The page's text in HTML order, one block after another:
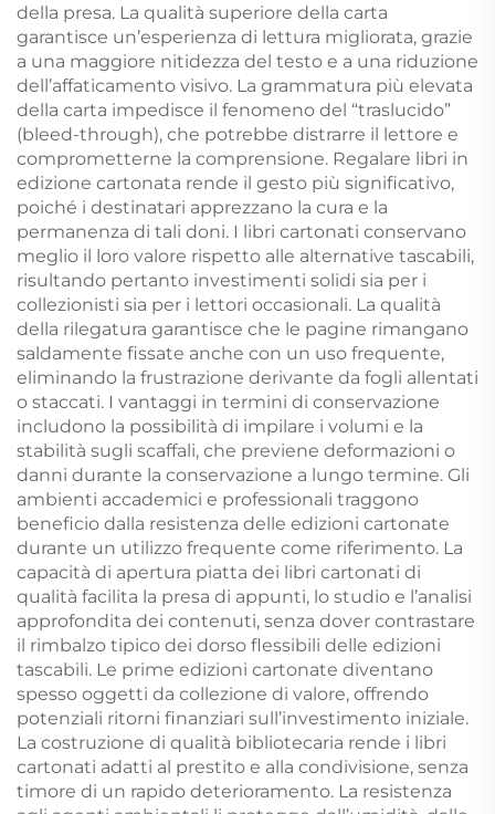
della presa. La qualità superiore della carta
garantisce un’esperienza di lettura migliorata, grazie
a una maggiore nitidezza del testo e a una riduzione
dell’affaticamento visivo. La grammatura più elevata
della carta impedisce il fenomeno del “traslucido”
(bleed-through), che potrebbe distrarre il lettore e
comprometterne la comprensione. Regalare libri in
edizione cartonata rende il gesto più significativo,
poiché i destinatari apprezzano la cura e la
permanenza di tali doni. I libri cartonati conservano
meglio il loro valore rispetto alle alternative tascabili,
risultando pertanto investimenti solidi sia per i
collezionisti sia per i lettori occasionali. La qualità
della rilegatura garantisce che le pagine rimangano
saldamente fissate anche con un uso frequente,
eliminando la frustrazione derivante da fogli allentati
o staccati. I vantaggi in termini di conservazione
includono la possibilità di impilare i volumi e la
stabilità sugli scaffali, che previene deformazioni o
danni durante la conservazione a lungo termine. Gli
ambienti accademici e professionali traggono
beneficio dalla resistenza delle edizioni cartonate
durante un utilizzo frequente come riferimento. La
capacità di apertura piatta dei libri cartonati di
qualità facilita la presa di appunti, lo studio e l’analisi
approfondita dei contenuti, senza dover contrastare
il rimbalzo tipico dei dorso flessibili delle edizioni
tascabili. Le prime edizioni cartonate diventano
spesso oggetti da collezione di valore, offrendo
potenziali ritorni finanziari sull’investimento iniziale.
La costruzione di qualità bibliotecaria rende i libri
cartonati adatti al prestito e alla condivisione, senza
timore di un rapido deterioramento. La resistenza